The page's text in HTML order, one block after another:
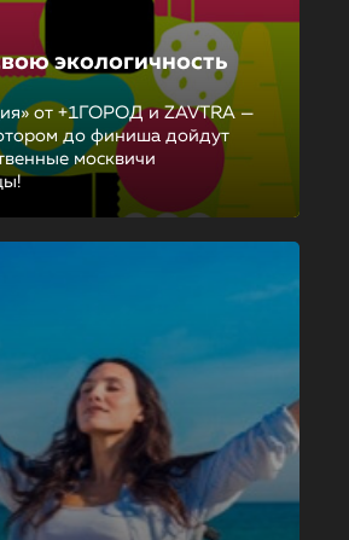
экологичность
от +1ГОРОД и ZAVTRA —
до финиша дойдут
москвичи